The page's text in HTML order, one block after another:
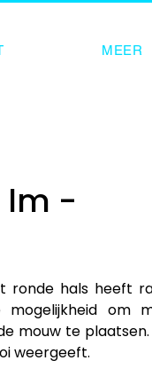
MEER
lm -
ronde hals heeft
om
mouw te plaatsen.
weergeeft.